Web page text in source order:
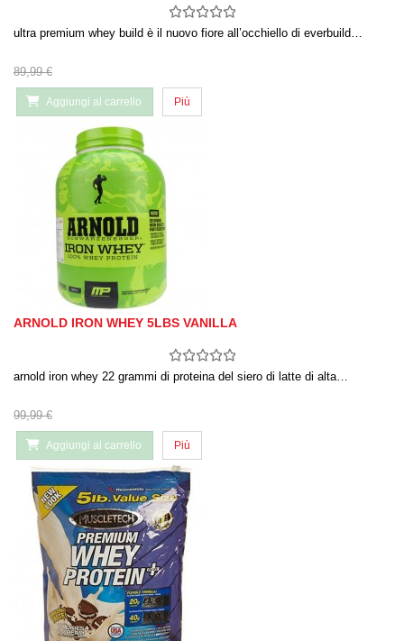
ultra premium whey build è il nuovo fiore all’occhiello di everbuild…
89,99 €
Aggiungi al carrello Più
ARNOLD IRON WHEY 5LBS VANILLA
arnold iron whey 22 grammi di proteina del siero di latte di alta…
99,99 €
Aggiungi al carrello Più